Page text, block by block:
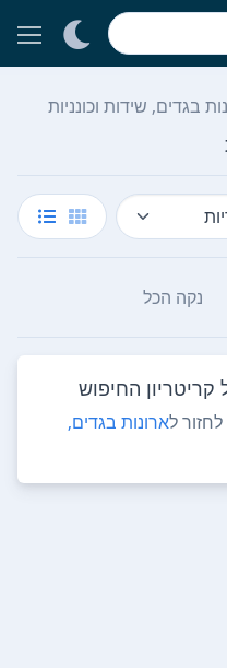
בגדים, שידות וכונניות
נקה הכל
קריטריון החיפוש
לארונות בגדים,